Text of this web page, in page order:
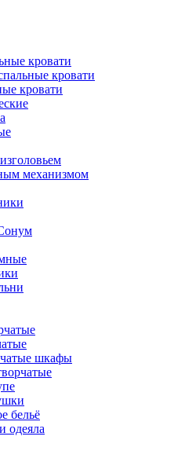
кровати
кровати
кровати
механизмом
шкафы
бельё
одеяла